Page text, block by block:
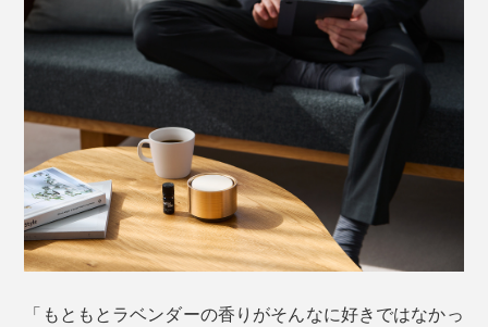
「もともとラベンダーの香りがそんなに好きではなかっ